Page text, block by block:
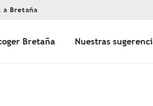
a Bretaña
Bretaña Nuestras